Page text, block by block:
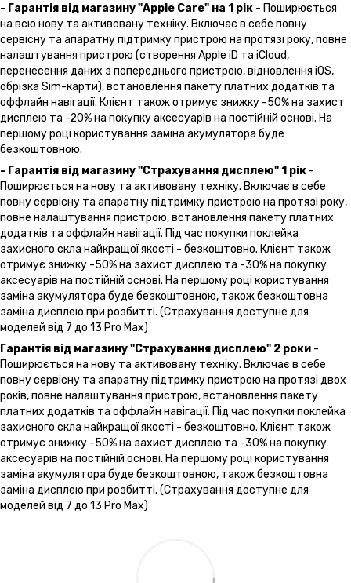
- Гарантія від магазину "Apple Care" на 1 рік - Поширюється
на всю нову та активовану техніку. Включає в себе повну
сервісну та апаратну підтримку пристрою на протязі року, повне
налаштування пристрою (створення Apple iD та iCloud,
перенесення даних з попереднього пристрою, відновлення іOS,
обрізка Sim-карти), встановлення пакету платних додатків та
оффлайн навігації. Клієнт також отримує знижку -50% на захист
дисплею та -20% на покупку аксесуарів на постійній основі. На
першому році користування заміна акумулятора буде
безкоштовною.
- Гарантія від магазину "Страхування дисплею" 1 рік -
Поширюється на нову та активовану техніку. Включає в себе
повну сервісну та апаратну підтримку пристрою на протязі року,
повне налаштування пристрою, встановлення пакету платних
додатків та оффлайн навігації. Під час покупки поклейка
захисного скла найкращої якості - безкоштовно. Клієнт також
отримує знижку -50% на захист дисплею та -30% на покупку
аксесуарів на постійній основі. На першому році користування
заміна акумулятора буде безкоштовною, також безкоштовна
заміна дисплею при розбитті. (Страхування доступне для
моделей від 7 до 13 Pro Max)
Гарантія від магазину "Страхування дисплею" 2 роки -
Поширюється на нову та активовану техніку. Включає в себе
повну сервісну та апаратну підтримку пристрою на протязі двох
років, повне налаштування пристрою, встановлення пакету
платних додатків та оффлайн навігації. Під час покупки поклейка
захисного скла найкращої якості - безкоштовно. Клієнт також
отримує знижку -50% на захист дисплею та -30% на покупку
аксесуарів на постійній основі. На першому році користування
заміна акумулятора буде безкоштовною, також безкоштовна
заміна дисплею при розбитті. (Страхування доступне для
моделей від 7 до 13 Pro Max)